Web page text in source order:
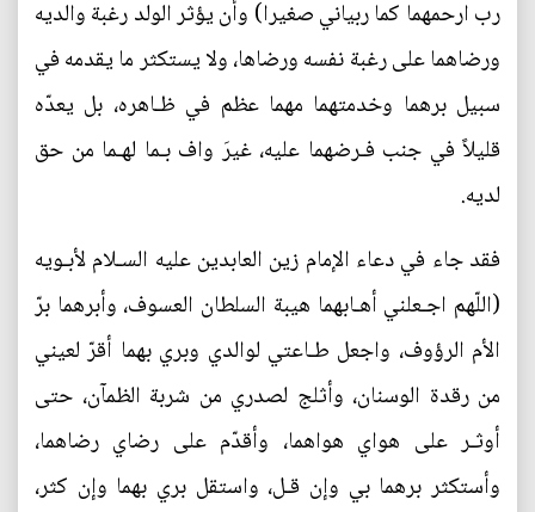
رب ارحمهما كما ربياني صغيرا) وأن يؤثر الولد رغبة والديه
ورضاهما على رغبة نفسه ورضاها، ولا يستكثر ما يقدمه في
سبيل برهما وخدمتهما‌ مهما عظم في ظـاهره، بل يعدّه
قليلاً في جنب فـرضهما عليه، غيرَ واف بـما لهـما من حق
لديه.
فقد جاء في دعاء الإمام زين‌ العابدين عليه‌ السـلام لأبـويه
(اللّهم‌ اجـعلني أهـابهما هيبة السلطان العسوف، وأبرهما برّ
الأم الرؤوف، واجعل طـاعتي لوالدي وبري بهما أقرّ لعيني
من رقدة الوسنان، وأثلج‌ لصدري من شربة الظمآن، حتى
أوثـر على هواي‌ هواهما، وأقدّم على‌ رضاي رضاهما،
وأستكثر برهما بي‌ وإن قـل، واستقل بري بهما وإن كثر،